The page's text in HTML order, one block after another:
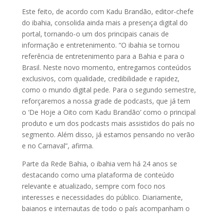
Este feito, de acordo com Kadu Brandão, editor-chefe
do ibahia, consolida ainda mais a presença digital do
portal, tornando-o um dos principais canais de
informação e entretenimento. “O ibahia se tornou
referência de entretenimento para a Bahia e para o
Brasil. Neste novo momento, entregamos conteúdos
exclusivos, com qualidade, credibilidade e rapidez,
como o mundo digital pede. Para o segundo semestre,
reforçaremos a nossa grade de podcasts, que já tem
o ‘De Hoje a Oito com Kadu Brandão’ como o principal
produto e um dos podcasts mais assistidos do país no
segmento. Além disso, já estamos pensando no verão
e no Carnaval”, afirma.
Parte da Rede Bahia, o ibahia vem há 24 anos se
destacando como uma plataforma de conteúdo
relevante e atualizado, sempre com foco nos
interesses e necessidades do público. Diariamente,
baianos e internautas de todo o país acompanham o